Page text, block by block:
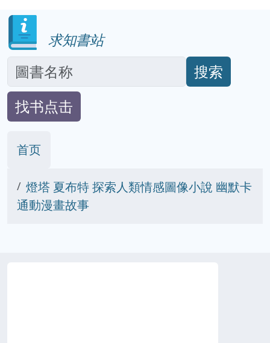
求知書站
搜索
找书点击
首页
燈塔 夏布特 探索人類情感圖像小說 幽默卡
通動漫畫故事